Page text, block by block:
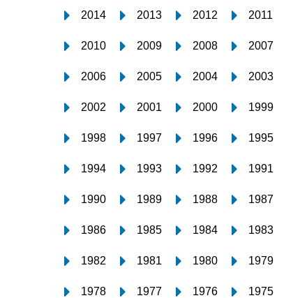
2014 2013 2012 2011
2010 2009 2008 2007
2006 2005 2004 2003
2002 2001 2000 1999
1998 1997 1996 1995
1994 1993 1992 1991
1990 1989 1988 1987
1986 1985 1984 1983
1982 1981 1980 1979
1978 1977 1976 1975